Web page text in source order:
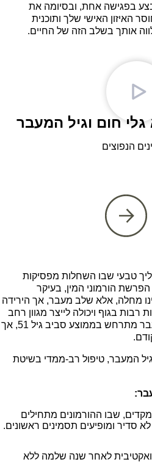
בפגישה אחת, ובסיומה את
האיזון האישי שלך ותוכנית
אותך בשלב הזה של החיים.
חום וגיל המעבר
הנפוצים
טבעי שבו השחלות מפסיקות
הורמוני המין, בעיקר
מחלה, אלא שלב מעבר, אך הירידה
בגוף ויכולה לייצר מגוון רחב
של תסמינים. בישראל גיל המעבר מתרחש בממוצע סביב גיל 51, אך
שבו ההורמונים מתחילים
סדיר ומופיעים תסמינים ראשונים.
לאחר שנה שלמה ללא